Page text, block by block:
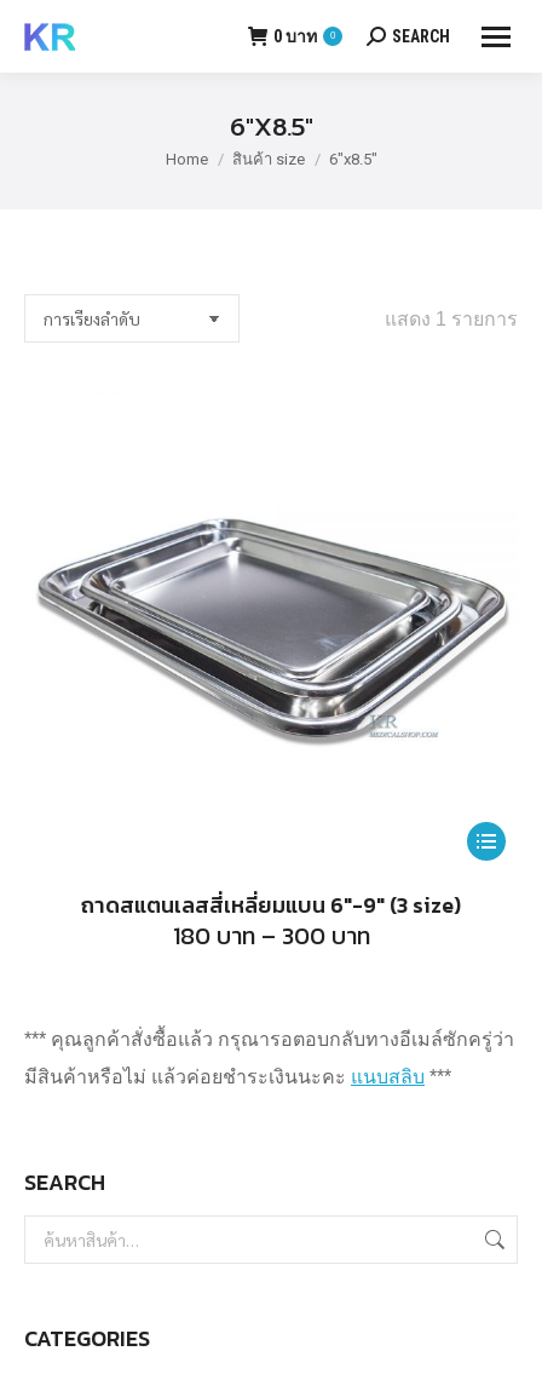
0บาท 0 Search:
SEARCH
6"X8.5"
You are here:
Home สินค้า size 6"x8.5"
แสดง 1 รายการ
This
The
on
the
ถาดสแตนเลสสี่เหลี่ยมแบน 6″-9″ (3 size)
180บาท – 300บาทPrice
range:
300
บาท
*** คุณลูกค้าสั่งซื้อแล้ว กรุณารอตอบกลับทางอีเมล์ซักครู่ว่า
มีสินค้าหรือไม่ แล้วค่อยชำระเงินนะคะ แนบสลิบ ***
SEARCH
CATEGORIES